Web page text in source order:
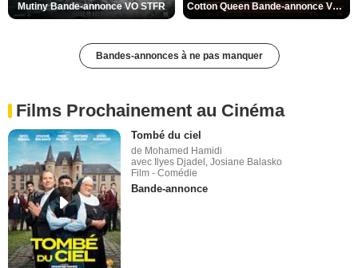
Mutiny Bande-annonce VO STFR Cotton Queen Bande-annonce VO STFR
Bandes-annonces à ne pas manquer
Films Prochainement au Cinéma
Tombé du ciel
de Mohamed Hamidi
avec Ilyes Djadel, Josiane Balasko
Film - Comédie
Bande-annonce